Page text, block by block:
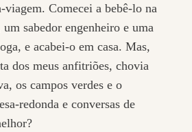
Comecei a bebê-lo na
sabedor engenheiro e uma
e acabei-o em casa. Mas,
dos meus anfitriões, chovia
os campos verdes e o
redonda e conversas de